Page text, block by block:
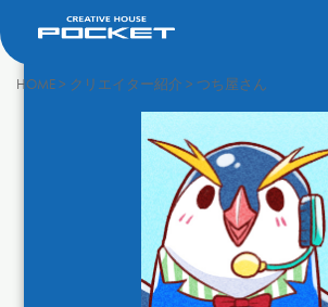
HOME> クリエイター紹介 > つち屋さん